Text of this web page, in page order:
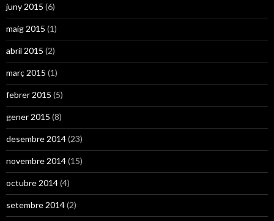
juny 2015 (6)
maig 2015 (1)
abril 2015 (2)
març 2015 (1)
febrer 2015 (5)
gener 2015 (8)
desembre 2014(23)
novembre 2014(15)
octubre 2014(4)
setembre 2014(2)